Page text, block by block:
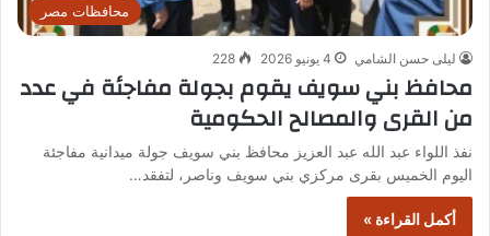
محافظات مصر
ليلى حسن الشامي 4 يونيو 2026 228
محافظ بني سويف يقوم بجولة مفاجئة في عدد
من القرى والمصالح الحكومية
نفذ اللواء عبد الله عبد العزيز محافظ بني سويف جولة ميدانية مفاجئة
اليوم الخميس بقرى مركزي بني سويف وناصر، لتفقد…
أكمل القراءة »